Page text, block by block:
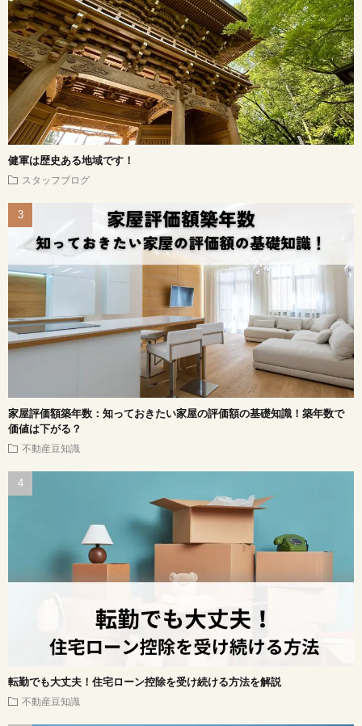
健軍は歴史ある地域です！
スタッフブログ
家屋評価額築年数：知っておきたい家屋の評価額の基礎知識！築年数で
価値は下がる？
不動産豆知識
転勤でも大丈夫！住宅ローン控除を受け続ける方法を解説
不動産豆知識